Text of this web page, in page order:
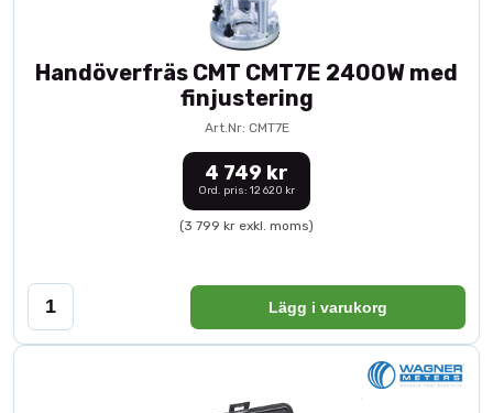
Handöverfräs CMT CMT7E 2400W med
finjustering
Art.Nr: CMT7E
4 749 kr
Ord. pris: 12 620 kr
(3 799 kr exkl. moms)
Lägg i varukorg